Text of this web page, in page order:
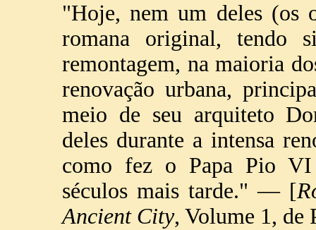
"Hoje, nem um deles (os
romana original, tendo
remontagem, na maioria
renovação urbana,
meio de seu arquiteto
deles durante a intensa
como fez o Papa Pio VI
séculos mais tarde." — [
Ancient City, Volume 1, de